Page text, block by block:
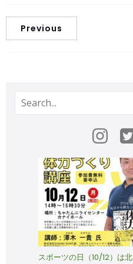
フィットネスフェ
スタ
Previous
スポーツの日（10/12）は